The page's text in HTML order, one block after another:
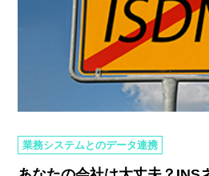
業務システムとのデータ連携